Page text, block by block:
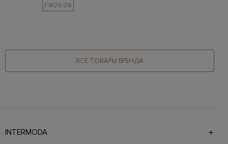
FW25/26
ВСЕ ТОВАРЫ БРЕНДА
INTERMODA